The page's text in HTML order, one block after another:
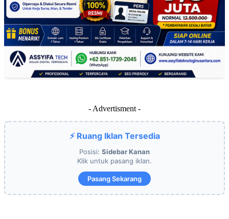
- Advertisment -
⚡ Ruang Iklan Tersedia
Posisi: Sidebar Kanan
Klik untuk pasang iklan.
Pasang Sekarang